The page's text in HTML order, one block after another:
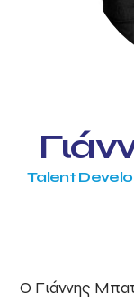
Talent
Ο Γιάννης